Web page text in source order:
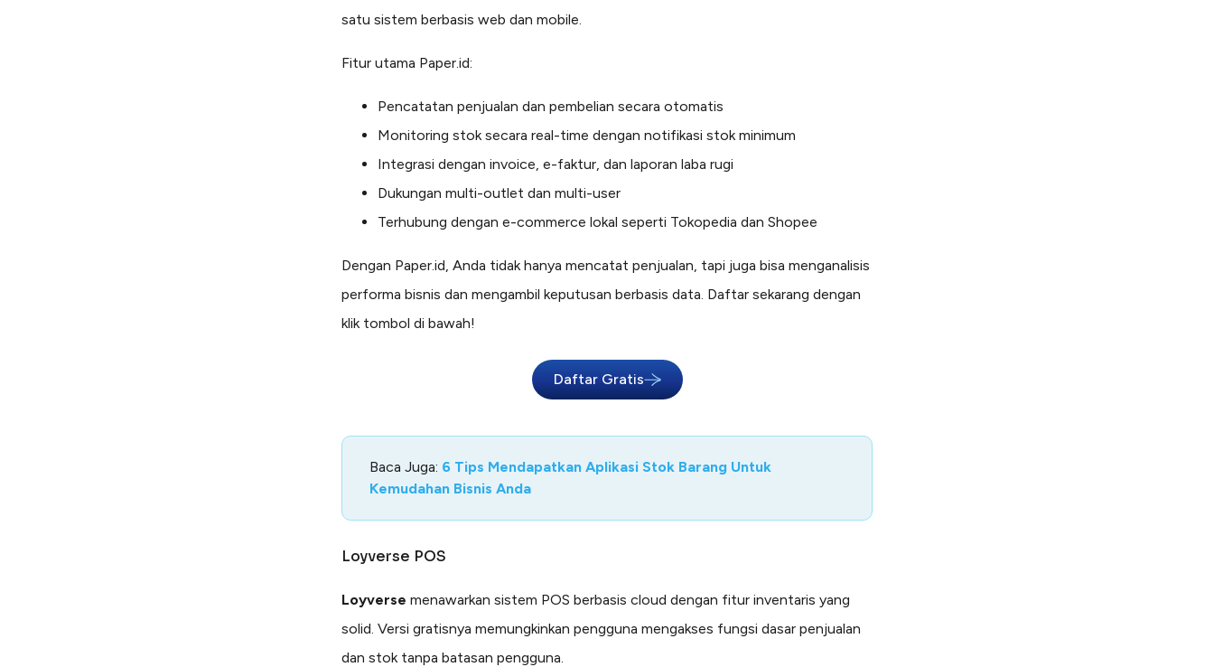
satu sistem berbasis web dan mobile.
Fitur utama Paper.id:
Pencatatan penjualan dan pembelian secara otomatis
Monitoring stok secara real-time dengan notifikasi stok minimum
Integrasi dengan invoice, e-faktur, dan laporan laba rugi
Dukungan multi-outlet dan multi-user
Terhubung dengan e-commerce lokal seperti Tokopedia dan Shopee
Dengan Paper.id, Anda tidak hanya mencatat penjualan, tapi juga bisa menganalisis
performa bisnis dan mengambil keputusan berbasis data. Daftar sekarang dengan
klik tombol di bawah!
Daftar Gratis
Baca Juga: 6 Tips Mendapatkan Aplikasi Stok Barang Untuk
Kemudahan Bisnis Anda
Loyverse POS
Loyverse menawarkan sistem POS berbasis cloud dengan fitur inventaris yang
solid. Versi gratisnya memungkinkan pengguna mengakses fungsi dasar penjualan
dan stok tanpa batasan pengguna.